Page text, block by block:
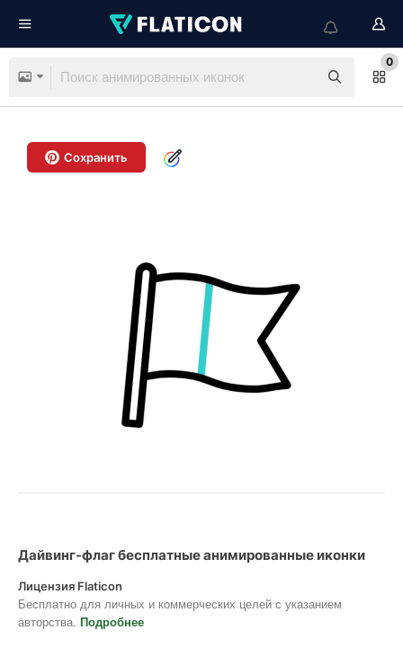
0
Сохранить
Дайвинг-флаг бесплатные анимированные иконки
Лицензия Flaticon
Бесплатно для личных и коммерческих целей с указанием
авторства. Подробнее